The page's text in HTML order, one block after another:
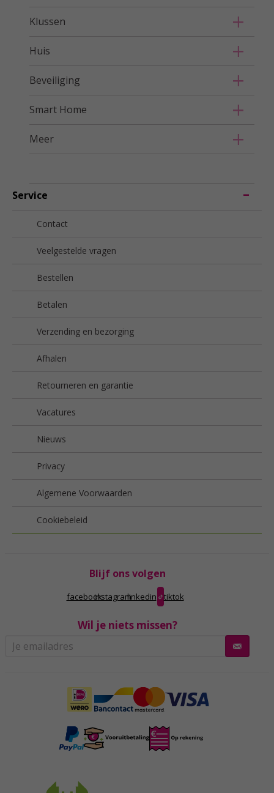
Klussen
Huis
Beveiliging
Smart Home
Meer
Service
Contact
Veelgestelde vragen
Bestellen
Betalen
Verzending en bezorging
Afhalen
Retourneren en garantie
Vacatures
Nieuws
Privacy
Algemene Voorwaarden
Cookiebeleid
Blijf ons volgen
facebookinstagramlinkedin tiktok
Wil je niets missen?